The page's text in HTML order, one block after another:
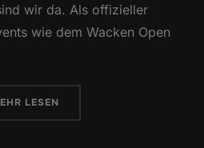
wir da. Als offizieller
wie dem Wacken Open
ÜBER „TATTOO AUF DEM
LESEN